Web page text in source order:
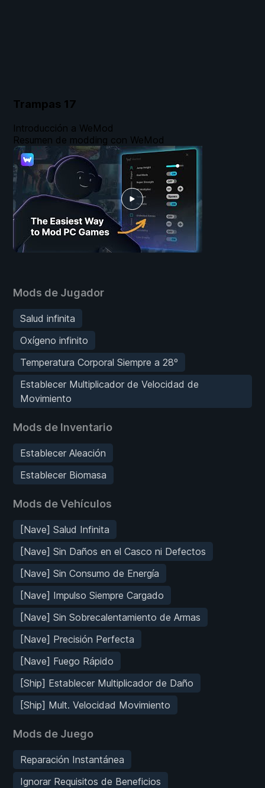
Trampas 17
Mods de Jugador
Salud infinita
Oxígeno infinito
Temperatura Corporal Siempre a 28º
Establecer Multiplicador de Velocidad de
Movimiento
Mods de Inventario
Establecer Aleación
Establecer Biomasa
Mods de Vehículos
[Nave] Salud Infinita
[Nave] Sin Daños en el Casco ni Defectos
[Nave] Sin Consumo de Energía
[Nave] Impulso Siempre Cargado
[Nave] Sin Sobrecalentamiento de Armas
[Nave] Precisión Perfecta
[Nave] Fuego Rápido
[Ship] Establecer Multiplicador de Daño
[Ship] Mult. Velocidad Movimiento
Mods de Juego
Reparación Instantánea
Ignorar Requisitos de Beneficios
Introducción a WeMod
Resumen de modding con WeMod